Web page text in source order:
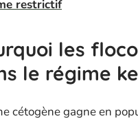
restrictif
les
le régime
cétogène gagne en